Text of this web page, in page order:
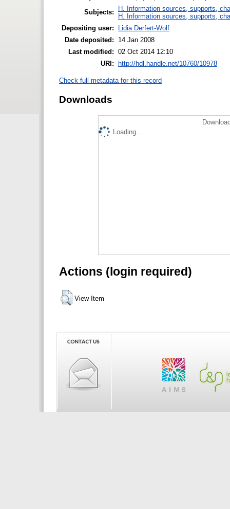
Subjects:
H. Information sources, supports,
H. Information sources, supports,
Depositing user:
Lidia Derfert-Wolf
Date deposited:
14 Jan 2008
Last modified: 02 Oct 2014 12:10
URI:
http://hdl.handle.net/10760/10978
Check full metadata for this record
Downloads
Loading...
Actions (login required)
View Item